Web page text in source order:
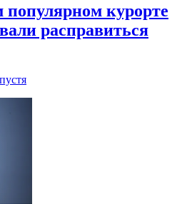
курорте
расправиться